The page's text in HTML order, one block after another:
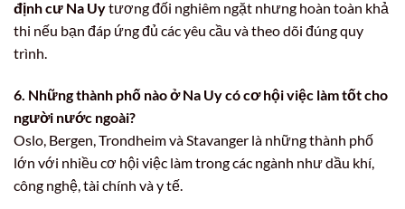
định cư Na Uytương đối nghiêm ngặt nhưng hoàn toàn khả
thi nếu bạn đáp ứng đủ các yêu cầu và theo dõi đúng quy
trình.
6. Những thành phố nào ở Na Uy có cơ hội việc làm tốt cho
người nước ngoài?
Oslo, Bergen, Trondheim và Stavanger là những thành phố
lớn với nhiều cơ hội việc làm trong các ngành như dầu khí,
công nghệ, tài chính và y tế.